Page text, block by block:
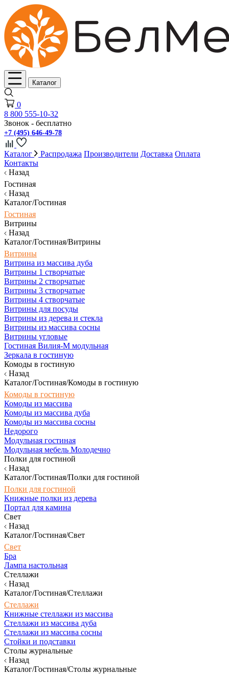
Каталог
0
8 800 555-10-32
Звонок - бесплатно
+7 (495) 646-49-78
Каталог Распродажа Производители Доставка Оплата
Контакты
Назад
Гостиная
Назад
Каталог/Гостиная
Гостиная
Витрины
Назад
Каталог/Гостиная/Витрины
Витрины
Витрина из массива дуба
Витрины 1 створчатые
Витрины 2 створчатые
Витрины 3 створчатые
Витрины 4 створчатые
Витрины для посуды
Витрины из дерева и стекла
Витрины из массива сосны
Витрины угловые
Гостиная Вилия-М модульная
Зеркала в гостиную
Комоды в гостиную
Назад
Каталог/Гостиная/Комоды в гостиную
Комоды в гостиную
Комоды из массива
Комоды из массива дуба
Комоды из массива сосны
Недорого
Модульная гостиная
Модульная мебель Молодечно
Полки для гостиной
Назад
Каталог/Гостиная/Полки для гостиной
Полки для гостиной
Книжные полки из дерева
Портал для камина
Свет
Назад
Каталог/Гостиная/Свет
Свет
Бра
Лампа настольная
Стеллажи
Назад
Каталог/Гостиная/Стеллажи
Стеллажи
Книжные стеллажи из массива
Стеллажи из массива дуба
Стеллажи из массива сосны
Стойки и подставки
Столы журнальные
Назад
Каталог/Гостиная/Столы журнальные